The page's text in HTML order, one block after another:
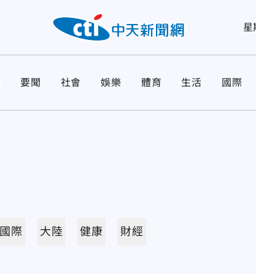
星
要聞 社會 娛樂 體育 生活 國際
國際 大陸 健康 財經